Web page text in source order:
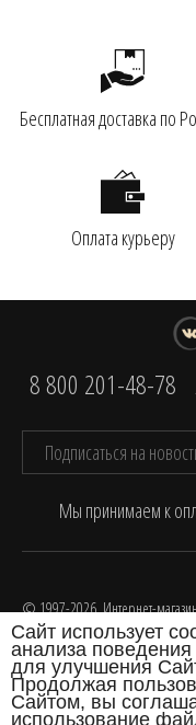
Бесплатная доставка по
Оплата курьеру
8 800 201-48-78
Мы принимаем к
© 1997-2026. Интернет-
FOX.
Разработка интернет-магазина
Сайт использует
анализа поведения
для улучшения
Продолжая
Сайтом, вы
использование